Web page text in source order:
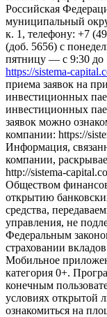
Российская
муниципальный
к. 1, телефону: +7
(доб. 5656) с
пятницу — с 9:30 до
https://sistema-
приема заявок на
инвестиционных
инвестиционных
заявок можно
компании: https://
Информация,
компании,
http://sistema-
Обществом
открытию
средства,
управления, не
Федеральным
страховании
Мобильное
категория 0+.
конечным
условиях открытой
ознакомиться на